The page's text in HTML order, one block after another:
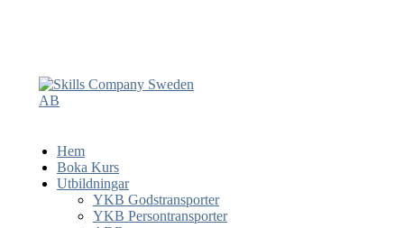
Hem
Boka Kurs
Utbildningar
YKB Godstransporter
YKB Persontransporter